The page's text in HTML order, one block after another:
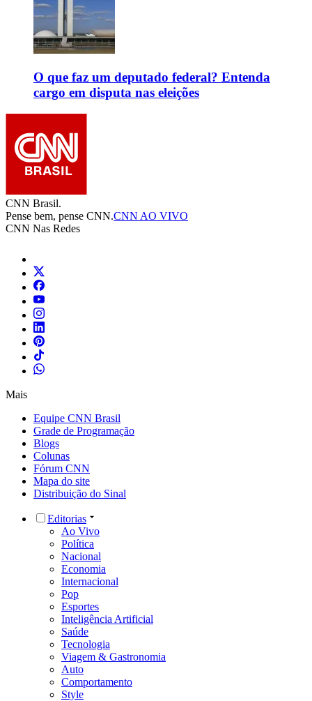
O que faz um deputado federal? Entenda
cargo em disputa nas eleições
CNN Brasil.
Pense bem, pense CNN.CNN AO VIVO
CNN Nas Redes
Mais
Equipe CNN Brasil
Grade de Programação
Blogs
Colunas
Fórum CNN
Mapa do site
Distribuição do Sinal
Editorias
Ao Vivo
Política
Nacional
Economia
Internacional
Pop
Esportes
Inteligência Artificial
Saúde
Tecnologia
Viagem & Gastronomia
Auto
Comportamento
Style